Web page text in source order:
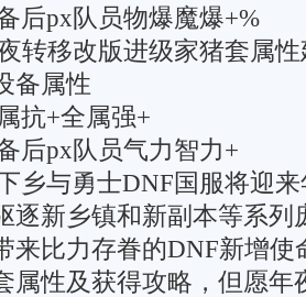
px队员物爆魔爆+%
移改版进级家猪套属性
备属性
+全属强+
px队员气力智力+
与勇士DNF国服将迎来
逐新乡镇和新副本等系列
来比力存眷的DNF新增使
属性及获得攻略，但愿年